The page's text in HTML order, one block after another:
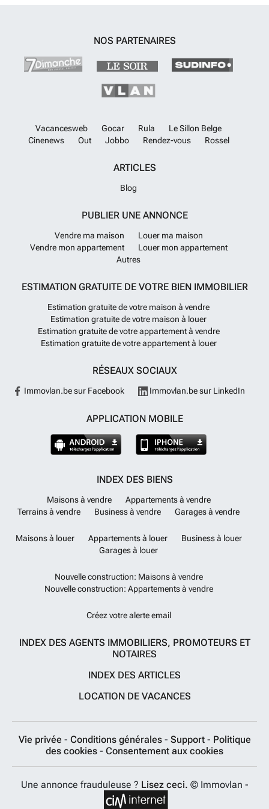
NOS PARTENAIRES
Vacancesweb Gocar Rula
Le Sillon Belge
Cinenews
Out Jobbo Rendez-vous Rossel
ARTICLES
Blog
PUBLIER UNE ANNONCE
Vendre ma maison
Louer ma maison
Vendre mon appartement
Louer mon appartement
Autres
ESTIMATION GRATUITE DE VOTRE BIEN IMMOBILIER
Estimation gratuite de votre maison à vendre
Estimation gratuite de votre maison à louer
Estimation gratuite de votre appartement à vendre
Estimation gratuite de votre appartement à louer
RÉSEAUX SOCIAUX
Immovlan.be sur Facebook Immovlan.be sur LinkedIn
APPLICATION MOBILE
INDEX DES BIENS
Maisons à vendre
Appartements à vendre
Terrains à vendre
Business à vendre Garages à vendre
Maisons à louer Appartements à louer
Business à louer
Garages à louer
Nouvelle construction: Maisons à vendre
Nouvelle construction: Appartements à vendre
Créez votre alerte email
INDEX DES AGENTS IMMOBILIERS, PROMOTEURS ET
NOTAIRES
INDEX DES ARTICLES
LOCATION DE VACANCES
Vie privée - Conditions générales - Support - Politique
des cookies - Consentement aux cookies
Une annonce frauduleuse ? Lisez ceci. © Immovlan -